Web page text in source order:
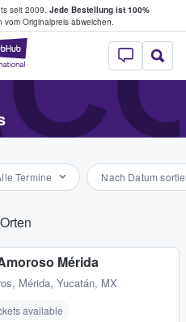
seit 2009. Jede Bestellung ist 100%
Originalpreis abweichen.
StubHub - Wo
Termine Nach Datum
Mérida
, Mérida, Yucatán, MX
available